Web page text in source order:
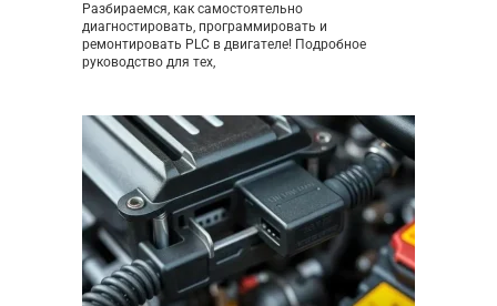
Разбираемся, как самостоятельно
диагностировать, программировать и
ремонтировать PLC в двигателе! Подробное
руководство для тех,